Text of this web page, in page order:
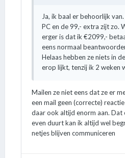
Ja, ik baal er behoorlijk
PC en de 99,- extra zijt zo.
erger is dat ik €2099,-
eens normaal
Helaas hebben ze niets in
erop lijkt, tenzij ik 2 weken
Mailen ze niet eens dat ze er
een mail geen (correcte)
daar ook altijd enorm aan. Dat
even duurt kan ik altijd wel
netjes blijven communiceren